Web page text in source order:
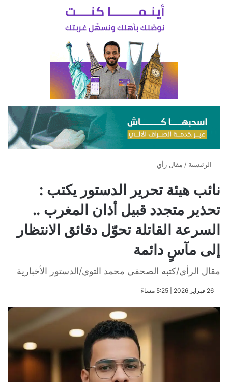
الرئيسية / مقال رأي
نائب هيئة تحرير الدستور يكتب :
تحذير متجدد قبيل أذان المغرب ..
السرعة القاتلة تحوّل دقائق الانتظار
إلى مآسٍ دائمة
مقال الرأي/كتبه الصحفي محمد التوي/الدستور الأخبارية
​26 فبراير 2026 | 5:25 مساءً